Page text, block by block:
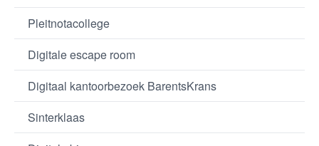
Pleitnotacollege
Digitale escape room
Digitaal kantoorbezoek BarentsKrans
Sinterklaas